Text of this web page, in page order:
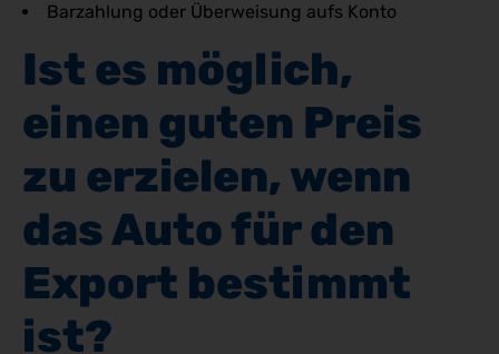
Barzahlung oder Überweisung aufs Konto
Ist es möglich,
einen guten Preis
zu erzielen, wenn
das Auto für den
Export bestimmt
ist?